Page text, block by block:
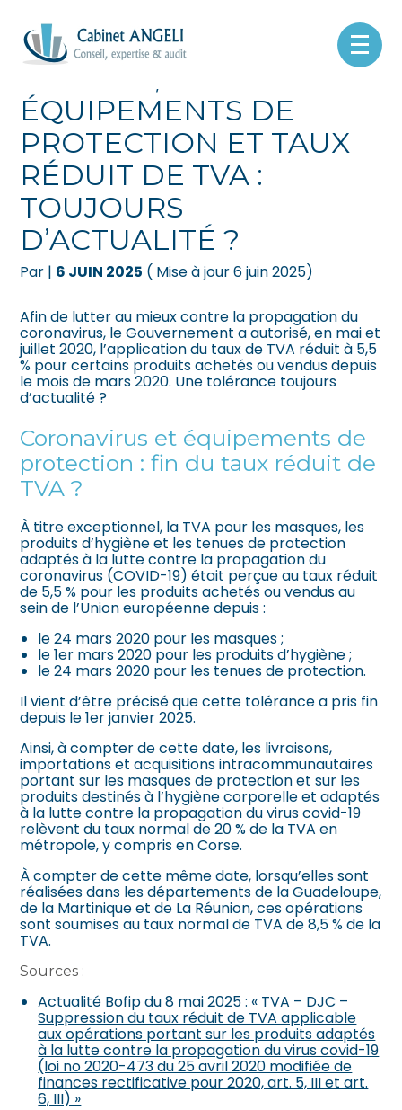
Aller
au
Créer et reprendre une activité
Gérer votre quotidien
Piloter votre entreprise
Développer votre entreprise
Construire votre patrimoine
Être prêt pour la facturation
Pilotez votre gestion
Suivre votre comptabilité
Gérer vos ressources humaines
Dématérialiser vos documents
ÉQUIPEMENTS DE
PROTECTION ET TAUX
RÉDUIT DE TVA :
TOUJOURS
D’ACTUALITÉ ?
Par | 6 JUIN 2025 ( Mise à jour 6 juin 2025)
Afin de lutter au mieux contre la propagation du
coronavirus, le Gouvernement a autorisé, en mai et
juillet 2020, l’application du taux de TVA réduit à 5,5
% pour certains produits achetés ou vendus depuis
le mois de mars 2020. Une tolérance toujours
d’actualité ?
Coronavirus et équipements de
protection : fin du taux réduit de
TVA ?
À titre exceptionnel, la TVA pour les masques, les
produits d’hygiène et les tenues de protection
adaptés à la lutte contre la propagation du
coronavirus (COVID-19) était perçue au taux réduit
de 5,5 % pour les produits achetés ou vendus au
sein de l’Union européenne depuis :
le 24 mars 2020 pour les masques ;
le 1er mars 2020 pour les produits d’hygiène ;
le 24 mars 2020 pour les tenues de protection.
Il vient d’être précisé que cette tolérance a pris fin
depuis le 1er janvier 2025.
Ainsi, à compter de cette date, les livraisons,
importations et acquisitions intracommunautaires
portant sur les masques de protection et sur les
produits destinés à l’hygiène corporelle et adaptés
à la lutte contre la propagation du virus covid-19
relèvent du taux normal de 20 % de la TVA en
métropole, y compris en Corse.
À compter de cette même date, lorsqu’elles sont
réalisées dans les départements de la Guadeloupe,
de la Martinique et de La Réunion, ces opérations
sont soumises au taux normal de TVA de 8,5 % de la
TVA.
Sources :
Actualité Bofip du 8 mai 2025 : « TVA – DJC –
Suppression du taux réduit de TVA applicable
aux opérations portant sur les produits adaptés
à la lutte contre la propagation du virus covid-19
(loi no 2020-473 du 25 avril 2020 modifiée de
finances rectificative pour 2020, art. 5, III et art.
6, III) »